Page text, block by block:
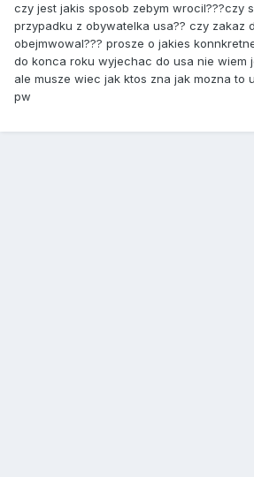
czy jest jakis sposob zebym wrocil???czy
przypadku z obywatelka usa?? czy zakaz
obejmwowal??? prosze o jakies
do konca roku wyjechac do usa nie wiem
ale musze wiec jak ktos zna jak mozna to
pw